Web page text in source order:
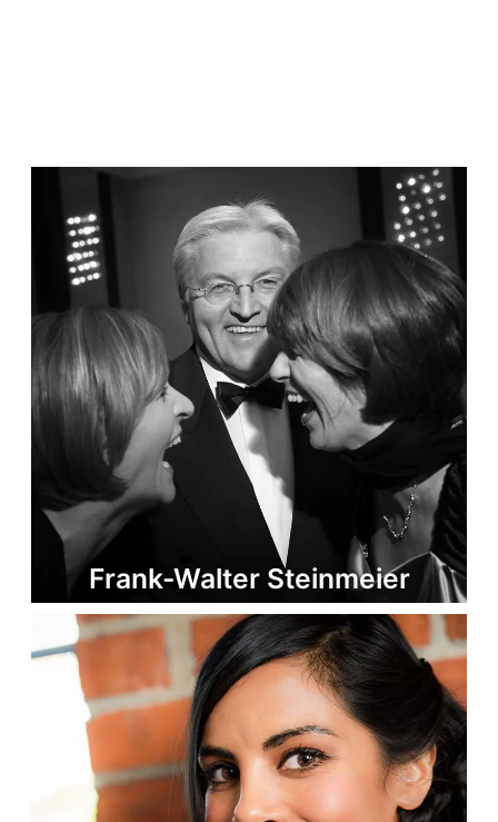
Frank-Walter Steinmeier